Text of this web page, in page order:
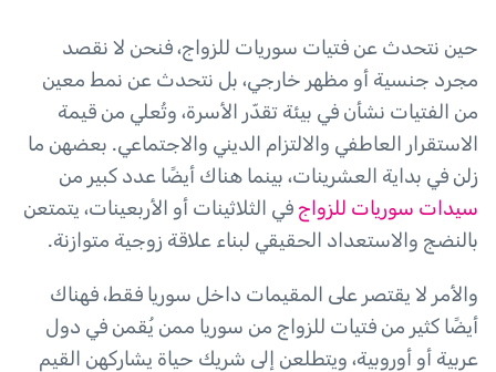
حين نتحدث عن فتيات سوريات للزواج، فنحن لا نقصد
مجرد جنسية أو مظهر خارجي، بل نتحدث عن نمط معين
من الفتيات نشأن في بيئة تقدّر الأسرة، وتُعلي من قيمة
الاستقرار العاطفي والالتزام الديني والاجتماعي. بعضهن ما
زلن في بداية العشرينات، بينما هناك أيضًا عدد كبير من
سيدات سوريات للزواج في الثلاثينات أو الأربعينات، يتمتعن
بالنضج والاستعداد الحقيقي لبناء علاقة زوجية متوازنة.
والأمر لا يقتصر على المقيمات داخل سوريا فقط، فهناك
أيضًا كثير من فتيات للزواج من سوريا ممن يُقمن في دول
عربية أو أوروبية، ويتطلعن إلى شريك حياة يشاركهن القيم